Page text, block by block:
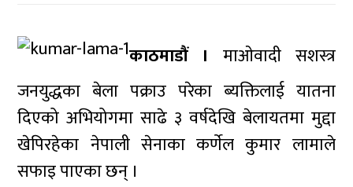
काठमाडौं । माओवादी सशस्त्र
जनयुद्धका बेला पक्राउ परेका ब्यक्तिलाई यातना
दिएको अभियोगमा साढे ३ वर्षदेखि बेलायतमा मुद्दा
खेपिरहेका नेपाली सेनाका कर्णेल कुमार लामाले
सफाइ पाएका छन् ।